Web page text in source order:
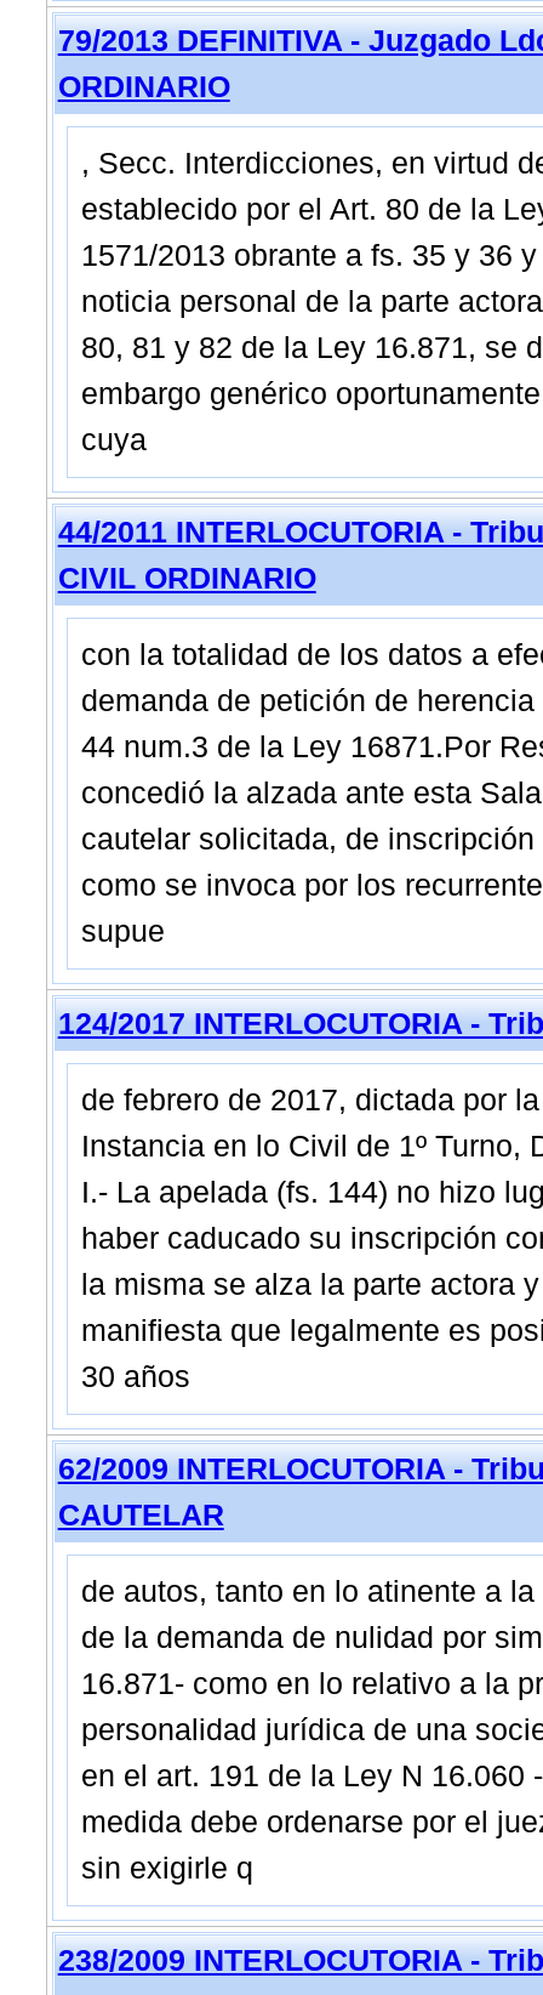
79/2013 DEFINITIVA - Juzgado
ORDINARIO
, Secc. Interdicciones, en virtud
establecido por el Art. 80 de la
1571/2013 obrante a fs. 35 y 36
noticia personal de la parte
80, 81 y 82 de la Ley 16.871, se
embargo genérico
cuya
44/2011 INTERLOCUTORIA -
CIVIL ORDINARIO
con la totalidad de los datos a
demanda de petición de
44 num.3 de la Ley 16871.Por
concedió la alzada ante esta
cautelar solicitada, de
como se invoca por los
supue
124/2017 INTERLOCUTORIA -
de febrero de 2017, dictada por
Instancia en lo Civil de 1º
I.- La apelada (fs. 144) no hizo
haber caducado su inscripción
la misma se alza la parte actora
manifiesta que legalmente es
30 años
62/2009 INTERLOCUTORIA -
CAUTELAR
de autos, tanto en lo atinente a
de la demanda de nulidad por
16.871- como en lo relativo a la
personalidad jurídica de una
en el art. 191 de la Ley N 16.060
medida debe ordenarse por el
sin exigirle q
238/2009 INTERLOCUTORIA -